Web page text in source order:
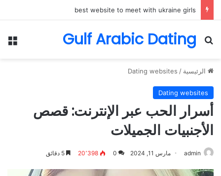
best website to meet with ukraine girls
Gulf Arabic Dating
بحث عن
الرئيسية /
Dating websites
Dating websites
أسرار الحب عبر الإنترنت: قصص
الأجنبيات الجميلات
admin مارس 11, 2024 0 20٬398